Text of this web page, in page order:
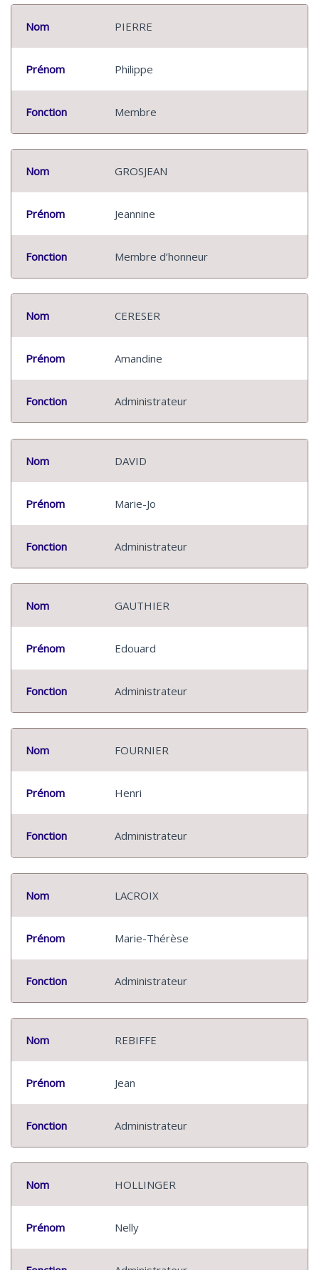
Nom PIERRE
Prénom Philippe
Fonction Membre
Nom GROSJEAN
Prénom Jeannine
Fonction Membre d’honneur
Nom CERESER
Prénom Amandine
Fonction Administrateur
Nom DAVID
Prénom Marie-Jo
Fonction Administrateur
Nom GAUTHIER
Prénom Edouard
Fonction Administrateur
Nom FOURNIER
Prénom Henri
Fonction Administrateur
Nom LACROIX
Prénom Marie-Thérèse
Fonction Administrateur
Nom REBIFFE
Prénom Jean
Fonction Administrateur
Nom HOLLINGER
Prénom Nelly